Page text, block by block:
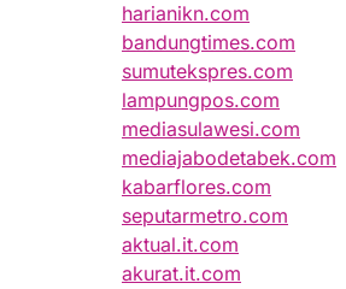
harianikn.com
bandungtimes.com
sumutekspres.com
lampungpos.com
mediasulawesi.com
mediajabodetabek.com
kabarflores.com
seputarmetro.com
aktual.it.com
akurat.it.com